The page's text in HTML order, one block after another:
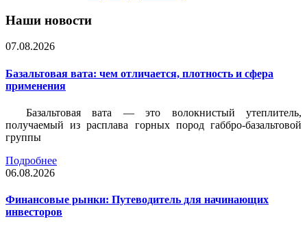
Наши новости
07.08.2026
Базальтовая вата: чем отличается, плотность и сфера
применения
Базальтовая вата — это волокнистый утеплитель,
получаемый из расплава горных пород габбро-базальтовой
группы
Подробнее
06.08.2026
Финансовые рынки: Путеводитель для начинающих
инвесторов